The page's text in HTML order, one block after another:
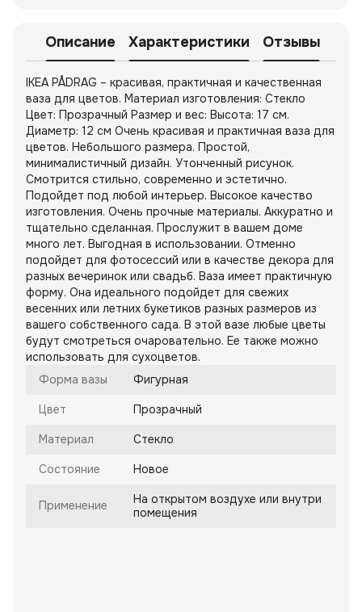
Описание Характеристики Отзывы
IKEA PÅDRAG – красивая, практичная и качественная
ваза для цветов. Материал изготовления: Стекло
Цвет: Прозрачный Размер и вес: Высота: 17 см.
Диаметр: 12 см Очень красивая и практичная ваза для
цветов. Небольшого размера. Простой,
минималистичный дизайн. Утонченный рисунок.
Смотрится стильно, современно и эстетично.
Подойдет под любой интерьер. Высокое качество
изготовления. Очень прочные материалы. Аккуратно и
тщательно сделанная. Прослужит в вашем доме
много лет. Выгодная в использовании. Отменно
подойдет для фотосессий или в качестве декора для
разных вечеринок или свадьб. Ваза имеет практичную
форму. Она идеального подойдет для свежих
весенних или летних букетиков разных размеров из
вашего собственного сада. В этой вазе любые цветы
будут смотреться очаровательно. Ее также можно
использовать для сухоцветов.
Форма вазы
Фигурная
Цвет Прозрачный
Материал Стекло
Состояние Новое
Применение
На открытом воздухе или внутри
помещения